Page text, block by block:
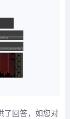
了回答，如您对